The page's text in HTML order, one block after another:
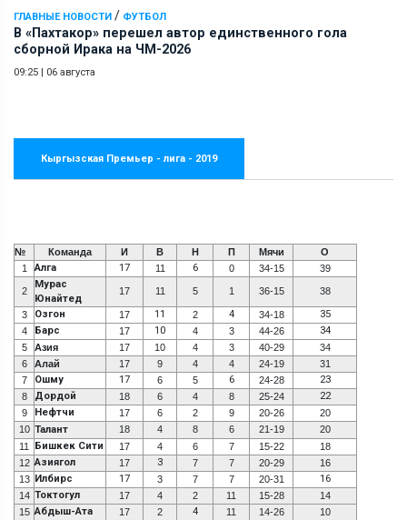
ГЛАВНЫЕ НОВОСТИ / ФУТБОЛ
В «Пахтакор» перешел автор единственного гола
сборной Ирака на ЧМ-2026
09:25 | 06 августа
Кыргызская Премьер - лига - 2019
№ Команда И В Н П Мячи
О
1
Алга 17 11 6 0 34-15 39
2
Мурас
Юнайтед
17 11 5 1 36-15 38
3 Озгон 17 11 2 4 34-18 35
4 Барс 17 10 4 3 44-26 34
5 Азия 17 10 4 3 40-29
34
6
Алай 17 9 4 4 24-19
31
7
Ошму 17 6 5 6 24-28 23
8 Дордой 18 6 4 8 25-24 22
9 Нефтчи 17 6 2 9 20-26
20
10 Талант 18 4 8 6 21-19
20
11
Бишкек Сити 17 4 6 7 15-22
18
12 Азиягол 17 3 7 7 20-29
16
13 Илбирс 17 3 7 7 20-31 16
14 Токтогул 17 4 2 11 15-28
14
15 Абдыш-Ата 17 2 4 11 14-26
10